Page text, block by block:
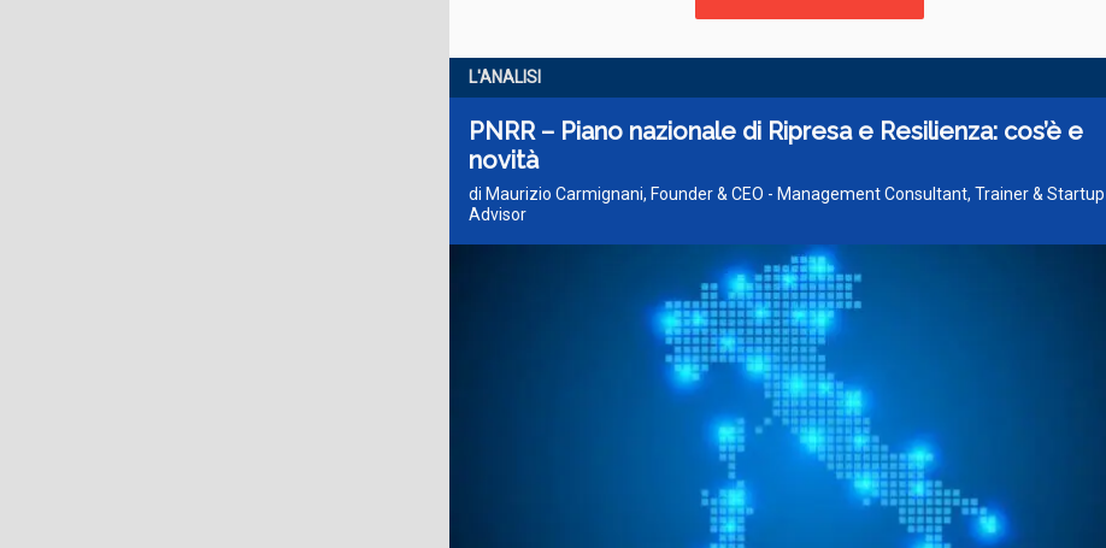
L'ANALISI
PNRR – Piano nazionale di Ripresa e Resilienza: cos’è e
novità
di Maurizio Carmignani, Founder & CEO - Management Consultant, Trainer & Startup
Advisor